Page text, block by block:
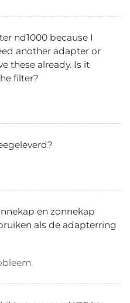
nd1000 because I
another adapter or
these already. Is it
filter?
en zonnekap
als de adapterring